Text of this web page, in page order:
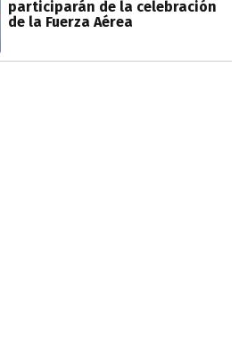
participarán de la celebración
de la Fuerza Aérea